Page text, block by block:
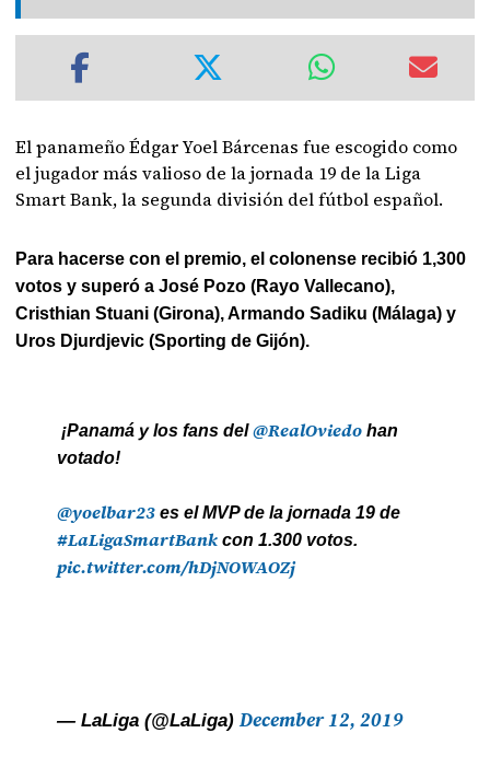
El panameño Édgar Yoel Bárcenas fue escogido como
el jugador más valioso de la jornada 19 de la Liga
Smart Bank, la segunda división del fútbol español.
Para hacerse con el premio, el colonense recibió 1,300
votos y superó a José Pozo (Rayo Vallecano),
Cristhian Stuani (Girona), Armando Sadiku (Málaga) y
Uros Djurdjevic (Sporting de Gijón).
¡Panamá y los fans del@RealOviedo han
votado!
@yoelbar23 es el MVP de la jornada 19 de
#LaLigaSmartBank con 1.300 votos.
pic.twitter.com/hDjNOWAOZj
— LaLiga (@LaLiga)December 12, 2019